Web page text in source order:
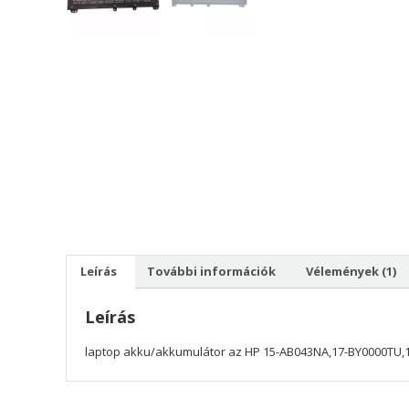
Leírás További információk Vélemények (1)
Leírás
laptop akku/akkumulátor az HP 15-AB043NA,17-